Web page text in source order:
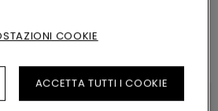
COOKIE
ACCETTA TUTTI I COOKIE